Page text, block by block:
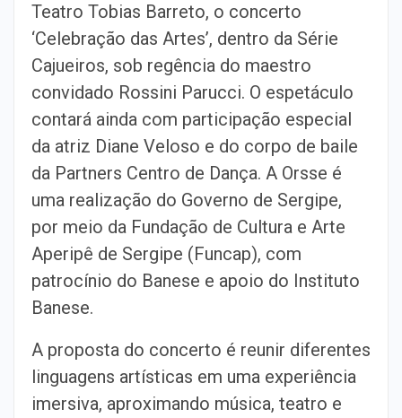
Teatro Tobias Barreto, o concerto
‘Celebração das Artes’, dentro da Série
Cajueiros, sob regência do maestro
convidado Rossini Parucci. O espetáculo
contará ainda com participação especial
da atriz Diane Veloso e do corpo de baile
da Partners Centro de Dança. A Orsse é
uma realização do Governo de Sergipe,
por meio da Fundação de Cultura e Arte
Aperipê de Sergipe (Funcap), com
patrocínio do Banese e apoio do Instituto
Banese.
A proposta do concerto é reunir diferentes
linguagens artísticas em uma experiência
imersiva, aproximando música, teatro e